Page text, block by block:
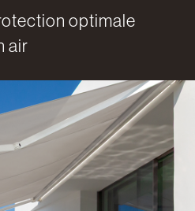
optimale
air